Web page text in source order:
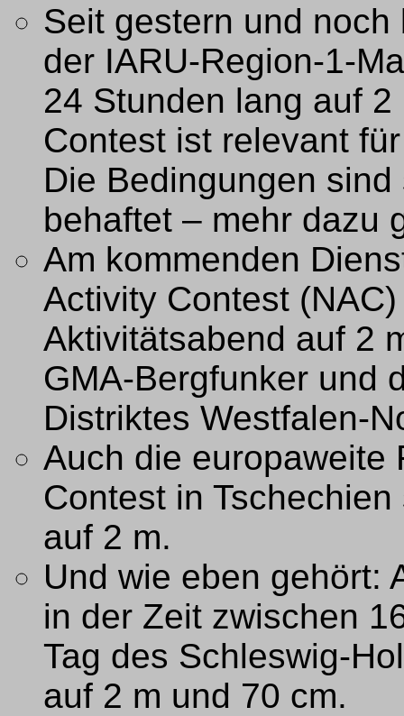
Seit gestern und
der IARU-Region-1-
24 Stunden lang auf
Contest ist relevant
Die Bedingungen
behaftet – mehr dazu
Am kommenden
Activity Contest
Aktivitätsabend auf 2
GMA-Bergfunker und
Distriktes Westfalen-
Auch die europaweite
Contest in
auf 2 m.
Und wie eben gehört:
in der Zeit zwischen
Tag des Schleswig-
auf 2 m und 70 cm.